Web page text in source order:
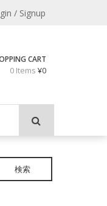
魔法使いのべし
/ Signup
CART
0 Items ¥0